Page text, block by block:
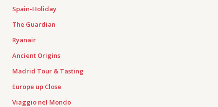
Spain-Holiday
The Guardian
Ryanair
Ancient Origins
Madrid Tour & Tasting
Europe up Close
Viaggio nel Mondo